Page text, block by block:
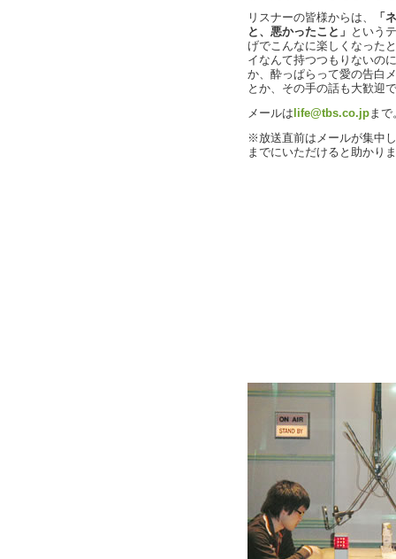
リスナーの皆様からは、
「
と、悪かったこと」
という
げでこんなに楽しくなった
イなんて持つつもりないの
か、酔っぱらって愛の告白
とか、その手の話も大歓迎
メールは life@tbs.co.jpまで
※放送直前はメールが集中
までにいただけると助かり